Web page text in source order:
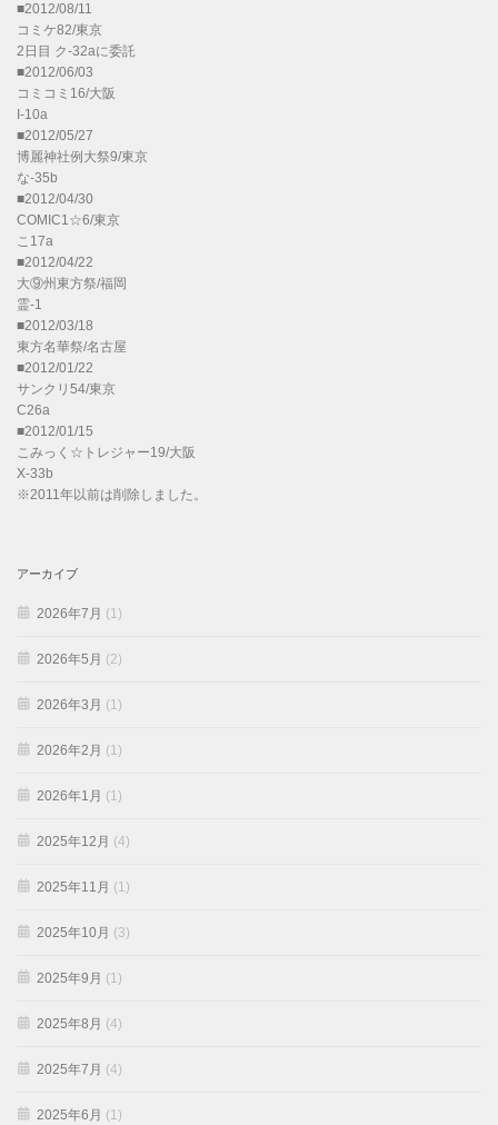
■2012/08/11
コミケ82/東京
2日目 ク-32aに委託
■2012/06/03
コミコミ16/大阪
I-10a
■2012/05/27
博麗神社例大祭9/東京
な-35b
■2012/04/30
COMIC1☆6/東京
こ17a
■2012/04/22
大⑨州東方祭/福岡
霊-1
■2012/03/18
東方名華祭/名古屋
■2012/01/22
サンクリ54/東京
C26a
■2012/01/15
こみっく☆トレジャー19/大阪
X-33b
※2011年以前は削除しました。
アーカイブ
2026年7月 (1)
2026年5月 (2)
2026年3月 (1)
2026年2月 (1)
2026年1月 (1)
2025年12月 (4)
2025年11月 (1)
2025年10月 (3)
2025年9月 (1)
2025年8月 (4)
2025年7月 (4)
2025年6月 (1)